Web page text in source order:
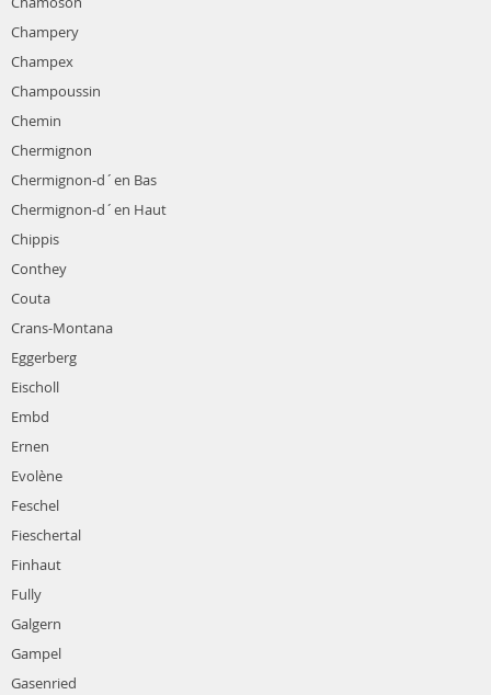
Champery
Champex
Champoussin
Chemin
Chermignon
Chermignon-d´en Bas
Chermignon-d´en Haut
Chippis
Conthey
Couta
Crans-Montana
Eggerberg
Eischoll
Embd
Ernen
Evolène
Feschel
Fieschertal
Finhaut
Fully
Galgern
Gampel
Gasenried